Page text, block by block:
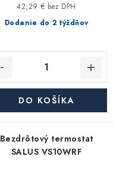
Dodanie do 2 týždňov
42,29 € bez DPH
DO KOŠÍKA
Bezdrôtový termostat
SALUS VS10WRF